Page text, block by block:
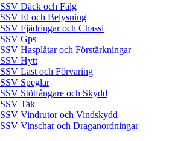
SSV Däck och Fälg
SSV El och Belysning
SSV Fjädringar och Chassi
SSV Gps
SSV Hasplåtar och Förstärkningar
SSV Hytt
SSV Last och Förvaring
SSV Speglar
SSV Stötfångare och Skydd
SSV Tak
SSV Vindrutor och Vindskydd
SSV Vinschar och Draganordningar